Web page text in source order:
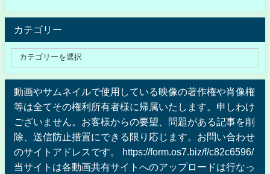
カテゴリー
動画やサムネイルで使用している映像の著作権や肖像権
等は全てその権利所有者様に帰属いたします。申しわけ
ございません。お客様からの要望、問題がある記事を削
除、送信防止措置にできる限り応じます。お問い合わせ
のサイトアドレスです。 https://form.os7.biz/f/c82c6596/
当サイトは各動画共有サイトへのアップロードは行なっ